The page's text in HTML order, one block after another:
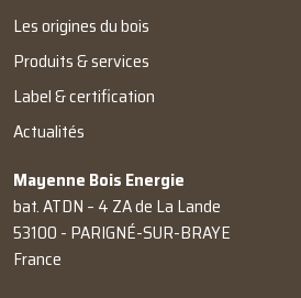
Les origines du bois
Produits & services
Label & certification
Actualités
Mayenne Bois Energie
bat. ATDN – 4 ZA de La Lande
53100 - PARIGNÉ-SUR-BRAYE
France